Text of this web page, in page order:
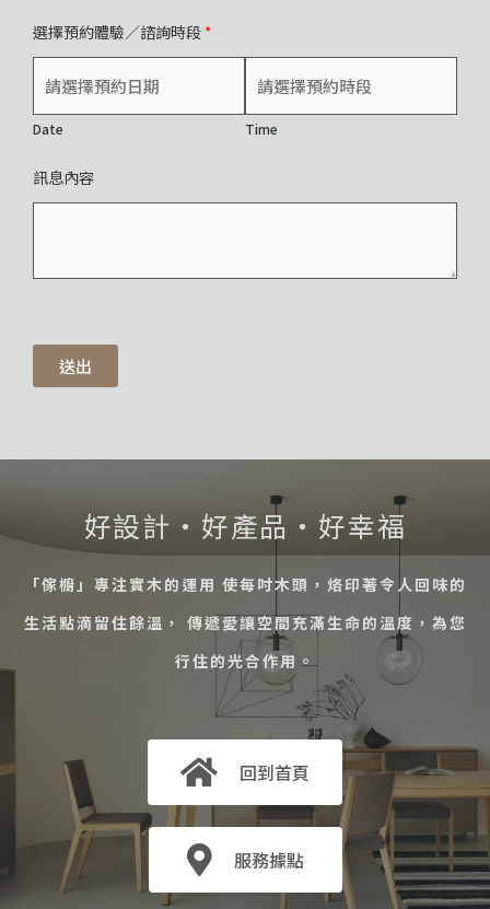
選擇預約體驗／諮詢時段 *
Date Time
訊息內容
送出
好設計・好產品・好幸福
「傢櫥」專注實木的運用 使每吋木頭，烙印著令人回味的
生活點滴留住餘溫， 傳遞愛讓空間充滿生命的溫度，為您
行住的光合作用。
回到首頁
服務據點